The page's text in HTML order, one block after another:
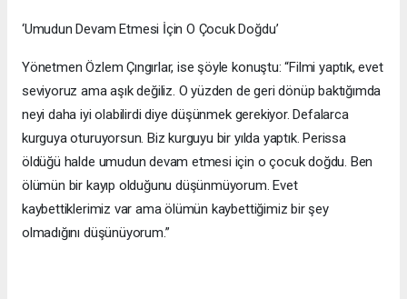
‘Umudun Devam Etmesi İçin O Çocuk Doğdu’
Yönetmen Özlem Çıngırlar, ise şöyle konuştu: “Filmi yaptık, evet
seviyoruz ama aşık değiliz. O yüzden de geri dönüp baktığımda
neyi daha iyi olabilirdi diye düşünmek gerekiyor. Defalarca
kurguya oturuyorsun. Biz kurguyu bir yılda yaptık. Perissa
öldüğü halde umudun devam etmesi için o çocuk doğdu. Ben
ölümün bir kayıp olduğunu düşünmüyorum. Evet
kaybettiklerimiz var ama ölümün kaybettiğimiz bir şey
olmadığını düşünüyorum.”